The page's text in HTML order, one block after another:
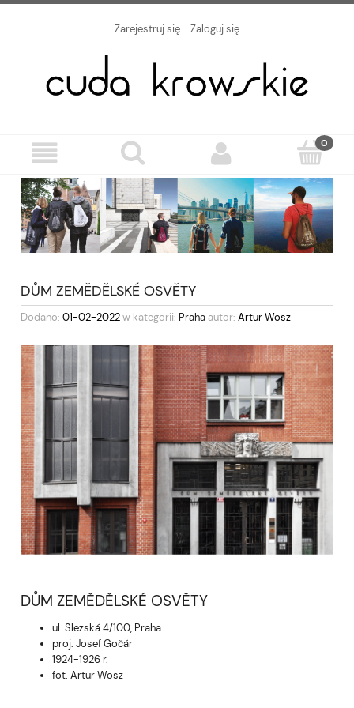
Zarejestruj się Zaloguj się
DŮM ZEMĚDĚLSKÉ OSVĚTY
Dodano: 01-02-2022w kategorii: Praha autor: Artur Wosz
DŮM ZEMĚDĚLSKÉ OSVĚTY
ul. Slezská 4/100, Praha
proj. Josef Gočár
1924-1926 r.
fot. Artur Wosz